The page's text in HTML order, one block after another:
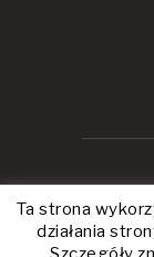
Ta strona
działania